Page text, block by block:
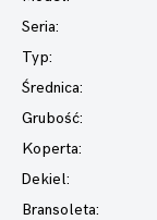
Seria:
Typ:
Średnica:
Grubość:
Koperta:
Dekiel:
Bransoleta: